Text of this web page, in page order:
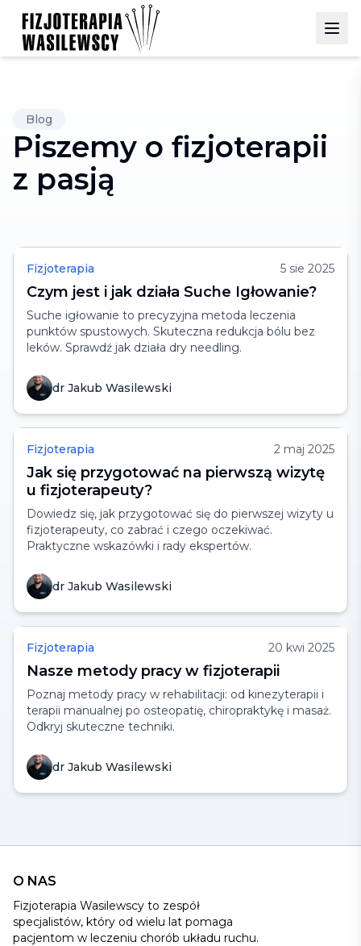
Blog
Piszemy o fizjoterapii
z pasją
Fizjoterapia 5 sie 2025
Czym jest i jak działa Suche Igłowanie?
Suche igłowanie to precyzyjna metoda leczenia
punktów spustowych. Skuteczna redukcja bólu bez
leków. Sprawdź jak działa dry needling.
dr Jakub Wasilewski
Fizjoterapia 2 maj 2025
Jak się przygotować na pierwszą wizytę
u fizjoterapeuty?
Dowiedz się, jak przygotować się do pierwszej wizyty u
fizjoterapeuty, co zabrać i czego oczekiwać.
Praktyczne wskazówki i rady ekspertów.
dr Jakub Wasilewski
Fizjoterapia 20 kwi 2025
Nasze metody pracy w fizjoterapii
Poznaj metody pracy w rehabilitacji: od kinezyterapii i
terapii manualnej po osteopatię, chiropraktykę i masaż.
Odkryj skuteczne techniki.
dr Jakub Wasilewski
O NAS
Fizjoterapia Wasilewscy to zespół
specjalistów, który od wielu lat pomaga
pacjentom w leczeniu chorób układu ruchu.